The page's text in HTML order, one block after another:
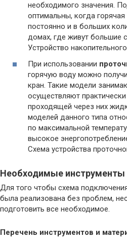
необходимого значения.
оптимальны, когда горячая
постоянно и в больших
домах, где живут большие
Устройство
При использовании
горячую воду можно
кран. Такие модели
осуществляют
проходящей через них
моделей данного типа
по максимальной
высокое
Схема устройства
Необходимые инструменты
Для того чтобы схема
была реализована без проблем,
подготовить все необходимое.
Перечень инструментов и